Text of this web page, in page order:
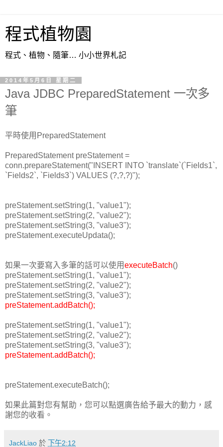
程式植物園
程式、植物、隨筆… 小小世界札記
2014年5月6日 星期二
Java JDBC PreparedStatement 一次多
筆
平時使用 PreparedStatement
PreparedStatement preStatement =
conn.prepareStatement("INSERT INTO `translate`(`Fields1`,
`Fields2`, `Fields3`) VALUES (?,?,?)");
preStatement.setString(1, "value1");
preStatement.setString(2, "value2");
preStatement.setString(3, "value3");
preStatement.executeUpdata();
如果一次要寫入多筆的話可以使用executeBatch()
preStatement.setString(1, "value1");
preStatement.setString(2, "value2");
preStatement.setString(3, "value3");
preStatement.addBatch();
preStatement.setString(1, "value1");
preStatement.setString(2, "value2");
preStatement.setString(3, "value3");
preStatement.addBatch();
preStatement.executeBatch();
如果此篇對您有幫助，您可以點選廣告給予最大的動力，感
謝您的收看。
JackLiao 於 下午2:12